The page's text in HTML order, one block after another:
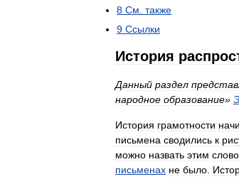
8 См также
9 Ссылки
История
Данный раздел
народное образование»
История грамотности
письмена сводились к
можно назвать этим
письменах не было.